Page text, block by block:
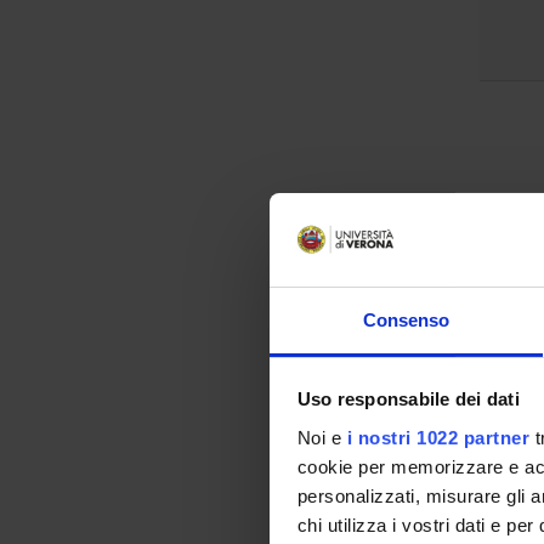
Consenso
Uso responsabile dei dati
Noi e i nostri 1022 partner
cookie per memorizzare e
personalizzati, misurare gli
chi utilizza i vostri dati e per